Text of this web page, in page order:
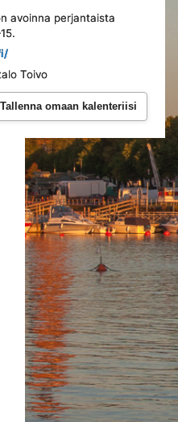
avoinna perjantaista
Toivo
Tallenna omaan kalenteriisi